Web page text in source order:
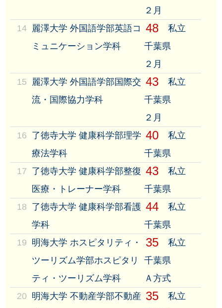
２月
14 麗澤大学 外国語学部英語コ
ミュニケーション学科
48
私立
千葉県
２月
15
麗澤大学 外国語学部国際交
流・国際協力学科
43
私立
千葉県
２月
16 了徳寺大学 健康科学部理学
療法学科
40
私立
千葉県
17 了徳寺大学 健康科学部整復
医療・トレーナー学科
43
私立
千葉県
18 了徳寺大学 健康科学部看護
学科
44
私立
千葉県
19 明海大学 ホスピタリティ・
ツーリズム学部ホスピタリ
ティ・ツーリズム学科
35
私立
千葉県
Ａ方式
20 明海大学 不動産学部不動産 35
私立